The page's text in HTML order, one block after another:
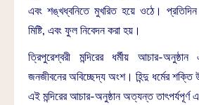
এবং শঙ্খধ্বনিতে মুখরিত হয়ে ওঠে।
মিষ্টি, এবং ফুল নিবেদন করা হয়।
ত্রিপুরেশ্বরী মন্দিরের ধর্মীয় আচার-
জনজীবনের অবিচ্ছেদ্য অংশ। হিন্দু ধর্মের শক্তি
এই মন্দিরের আচার-অনুষ্ঠান অত্যন্ত তাৎপর্যপূর্ণ